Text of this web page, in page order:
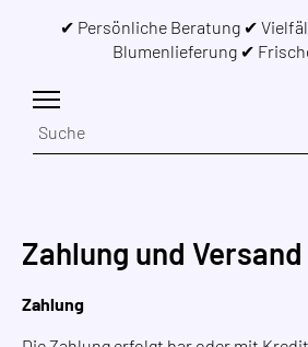
✔︎ Persönliche Beratung ✔︎
Blumenlieferung ✔︎
Zahlung und Versand
Zahlung